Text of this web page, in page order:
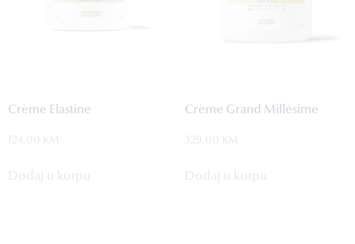
Crème Elastine
124,00 KM
Dodaj u korpu
Crème Grand Millésime
329,00 KM
Dodaj u korpu